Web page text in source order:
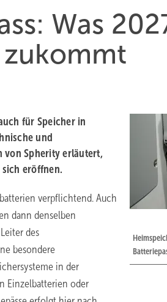
Was
zukommt
für Speicher in
und
von Spherity erläutert,
eröffnen.
verpflichtend. Auch
dann denselben
des
besondere
in der
Einzelbatterien oder